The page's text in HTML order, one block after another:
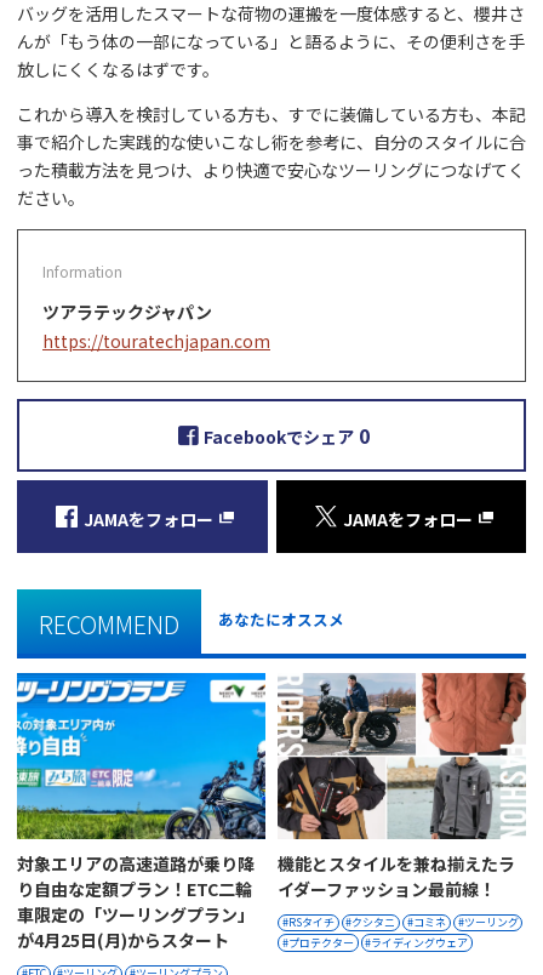
バッグを活用したスマートな荷物の運搬を一度体感すると、櫻井さ
んが「もう体の一部になっている」と語るように、その便利さを手
放しにくくなるはずです。
これから導入を検討している方も、すでに装備している方も、本記
事で紹介した実践的な使いこなし術を参考に、自分のスタイルに合
った積載方法を見つけ、より快適で安心なツーリングにつなげてく
ださい。
ツアラテックジャパン
https://touratechjapan.com
Facebookでシェア 0
JAMAをフォロー JAMAをフォロー
RECOMMEND あなたにオススメ
対象エリアの高速道路が乗り降
り自由な定額プラン！ETC二輪
車限定の「ツーリングプラン」
が4月25日(月)からスタート
機能とスタイルを兼ね揃えたラ
イダーファッション最前線！
RSタイチ クシタニ コミネ
ツーリング
プロテクター
ライディングウェア